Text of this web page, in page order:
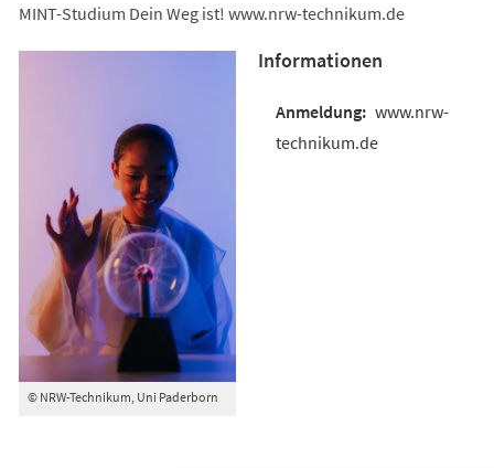
MINT-Studium Dein Weg ist! www.nrw-technikum.de
© NRW-Technikum, Uni Paderborn
Informationen
www.nrw-
technikum.de